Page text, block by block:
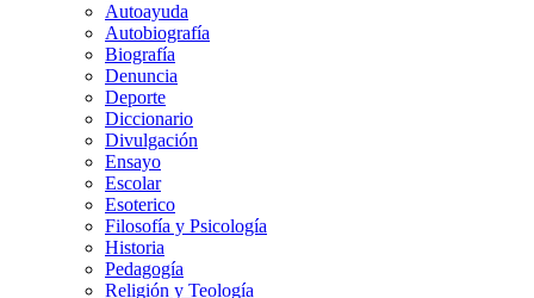
Autoayuda
Autobiografía
Biografía
Denuncia
Deporte
Diccionario
Divulgación
Ensayo
Escolar
Esoterico
Filosofía y Psicología
Historia
Pedagogía
Religión y Teología